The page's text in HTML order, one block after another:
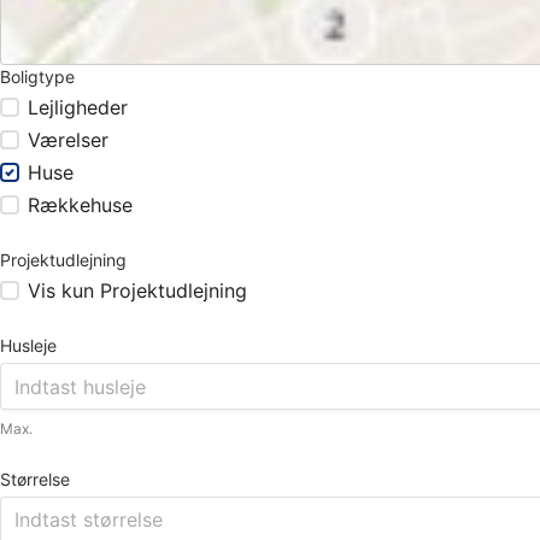
Boligtype
Lejligheder
Værelser
Huse
Rækkehuse
Projektudlejning
Vis kun Projektudlejning
Husleje
Max.
Størrelse